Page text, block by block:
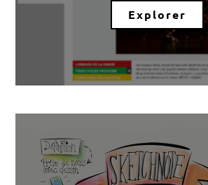
Explorer